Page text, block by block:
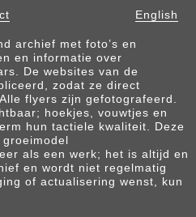
English
archief met foto’s en
en informatie over
De websites van de
zodat ze direct
flyers zijn gefotografeerd.
hoekjes, vouwtjes en
hun tactiele kwaliteit. Deze
als een werk; het is altijd en
en wordt niet regelmatig
of actualisering wenst, kun